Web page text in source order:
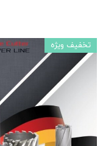
تخفیف ویژه